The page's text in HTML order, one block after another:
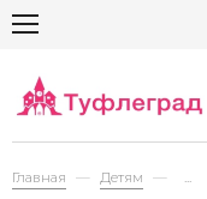
Главная Детям ...